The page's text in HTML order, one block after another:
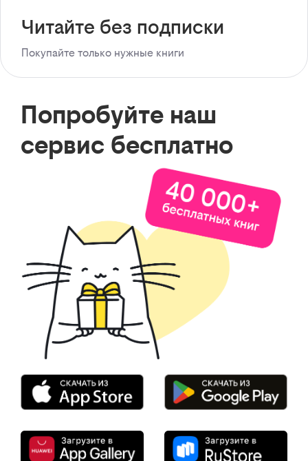
Читайте без подписки
Покупайте только нужные книги
Попробуйте наш
сервис бесплатно